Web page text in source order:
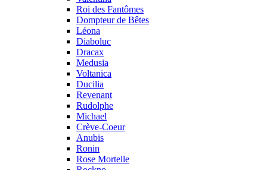
Roi des Fantômes
Dompteur de Bêtes
Léona
Diaboluc
Dracax
Medusia
Voltanica
Ducilia
Revenant
Rudolphe
Michael
Crève-Coeur
Anubis
Ronin
Rose Mortelle